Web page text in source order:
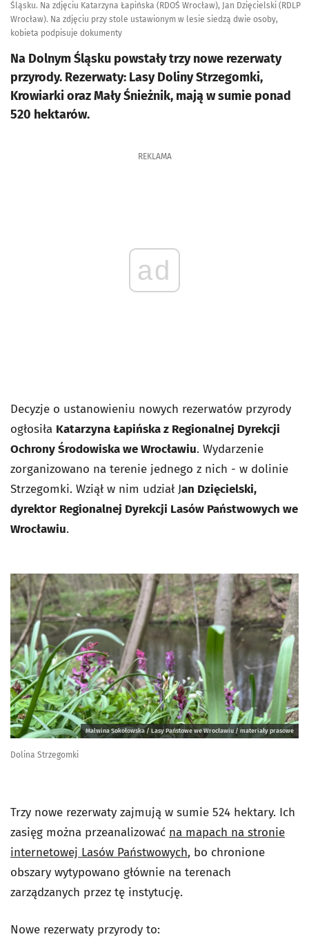
Śląsku. Na zdjęciu Katarzyna Łapińska (RDOŚ Wrocław), Jan Dzięcielski (RDLP
Wrocław). Na zdjęciu przy stole ustawionym w lesie siedzą dwie osoby,
kobieta podpisuje dokumenty
Na Dolnym Śląsku powstały trzy nowe rezerwaty
przyrody. Rezerwaty: Lasy Doliny Strzegomki,
Krowiarki oraz Mały Śnieżnik, mają w sumie ponad
520 hektarów.
REKLAMA
ad
Decyzje o ustanowieniu nowych rezerwatów przyrody
ogłosiła Katarzyna Łapińska z Regionalnej Dyrekcji
Ochrony Środowiska we Wrocławiu. Wydarzenie
zorganizowano na terenie jednego z nich - w dolinie
Strzegomki. Wziął w nim udział Jan Dzięcielski,
dyrektor Regionalnej Dyrekcji Lasów Państwowych we
Wrocławiu.
Malwina Sokołowska / Lasy Państowe we Wrocławiu / materiały prasowe
Dolina Strzegomki
Trzy nowe rezerwaty zajmują w sumie 524 hektary. Ich
zasięg można przeanalizować na mapach na stronie
internetowej Lasów Państwowych, bo chronione
obszary wytypowano głównie na terenach
zarządzanych przez tę instytucję.
Nowe rezerwaty przyrody to: